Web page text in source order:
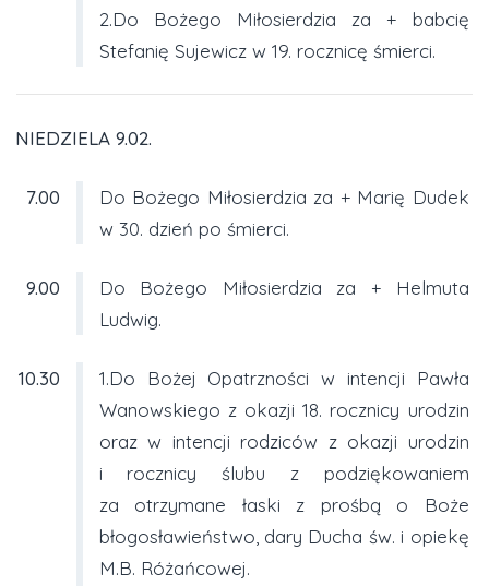
2.Do Bożego Miłosierdzia za + babcię
Stefanię Sujewicz w 19. rocznicę śmierci.
NIEDZIELA 9.02.
7.00
Do Bożego Miłosierdzia za + Marię Dudek
w 30. dzień po śmierci.
9.00
Do Bożego Miłosierdzia za + Helmuta
Ludwig.
10.30
1.Do Bożej Opatrzności w intencji Pawła
Wanowskiego z okazji 18. rocznicy urodzin
oraz w intencji rodziców z okazji urodzin
i rocznicy ślubu z podziękowaniem
za otrzymane łaski z prośbą o Boże
błogosławieństwo, dary Ducha św. i opiekę
M.B. Różańcowej.